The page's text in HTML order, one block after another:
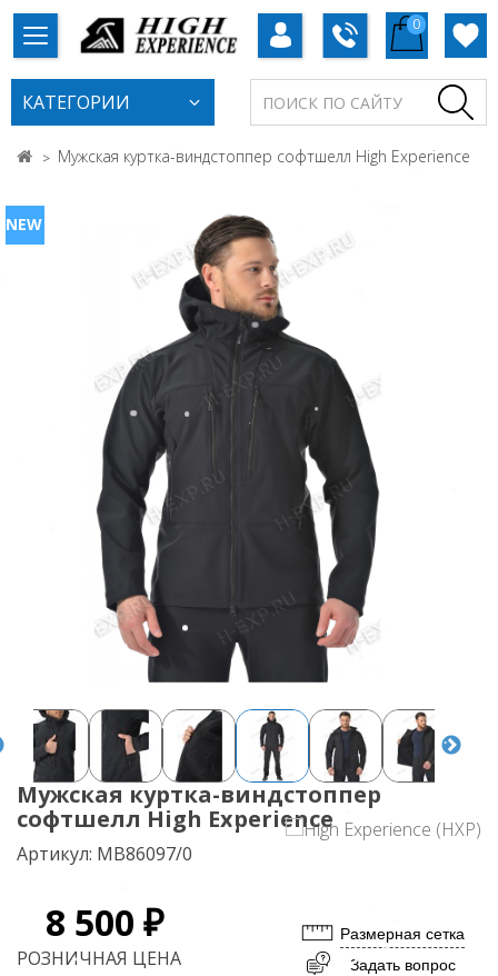
0
КАТЕГОРИИ
Мужская куртка-виндстоппер софтшелл High Experience
Мужская куртка-виндстоппер
софтшелл High Experience
Артикул: MB86097/0
8 500 ₽
РОЗНИЧНАЯ ЦЕНА
Размерная сетка
Задать вопрос